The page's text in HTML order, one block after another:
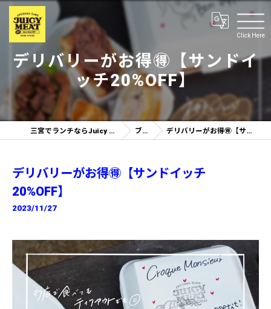
Click Here
デリバリーがお得🉐【サンドイ
ッチ20%OFF】
三宮でランチならJuicy Meat 神戸三ノ宮店 ブログ デリバリーがお得🉐【サンドイッチ20%OFF】
デリバリーがお得🉐【サンドイッチ
20%OFF】
2023/11/27